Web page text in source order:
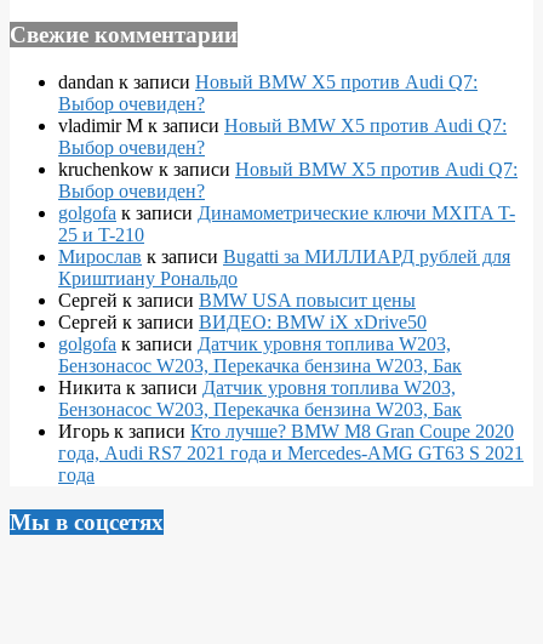
Свежие комментарии
dandan к записи Новый BMW X5 против Audi Q7:
Выбор очевиден?
vladimir M к записи Новый BMW X5 против Audi Q7:
Выбор очевиден?
kruchenkow к записи Новый BMW X5 против Audi Q7:
Выбор очевиден?
golgofa к записи Динамометрические ключи MXITA T-
25 и T-210
Мирослав к записи Bugatti за МИЛЛИАРД рублей для
Криштиану Рональдо
Сергей к записи BMW USA повысит цены
Сергей к записи ВИДЕО: BMW iX xDrive50
golgofa к записи Датчик уровня топлива W203,
Бензонасос W203, Перекачка бензина W203, Бак
Никита к записи Датчик уровня топлива W203,
Бензонасос W203, Перекачка бензина W203, Бак
Игорь к записи Кто лучше? BMW M8 Gran Coupe 2020
года, Audi RS7 2021 года и Mercedes-AMG GT63 S 2021
года
Мы в соцсетях